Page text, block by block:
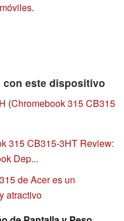
.
este dispositivo
(Chromebook 315 CB315
315 CB315-3HT Review:
Dep...
de Acer es un
atractivo